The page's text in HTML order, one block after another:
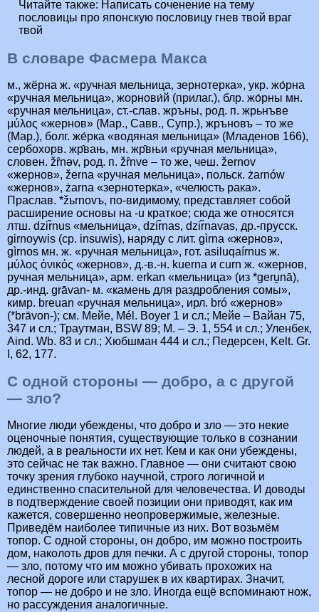
Читайте также: Написать соченение на тему
пословицы про японскую пословицу гнев твой враг
твой
В словаре Фасмера Макса
м., жёрна ж. «ручная мельница, зернотерка», укр. жо́рна
«ручная мельница», жорнови́й (прилаг.), блр. жо́рны мн.
«ручная мельница», ст.-слав. жръны, род. п. жрьнъве
μύλος «жернов» (Мар., Савв., Супр.), жръновъ – то же
(Мар.), болг. же́рка «водяная мельница» (Младенов 166),
сербохорв. жр̑вањ, мн. жр̑вњи «ручная мельница»,
словен. žȓnǝv, род. п. žȓnve – то же, чеш. žernov
«жернов», žerna «ручная мельница», польск. żarnów
«жернов», żarna «зернотерка», «челюсть рака».
Праслав. *žьrnovъ, по-видимому, представляет собой
расширение основы на -u краткое; сюда же относятся
лтш. dzir̃nus «мельница», dzir̃nas, dzir̃navas, др.-прусск.
girnoywis (ср. insuwis), наряду с лит. gìrna «жернов»,
gìrnos мн. ж. «ручная мельница», гот. asiluqaírnus ж.
μύλος ὀνικός «жернов», д.-в.-н. kuerna и curn ж. «жернов,
ручная мельница», арм. erkan «мельница» (из *geru̯nā),
др.-инд. grā́van- м. «камень для раздробления сомы»,
кимр. breuan «ручная мельница», ирл. bró «жернов»
(*brāvon-); см. Мейе, Mél. Boyer 1 и сл.; Мейе – Вайан 75,
347 и сл.; Траутман, BSW 89; М. – Э. 1, 554 и сл.; Уленбек,
Aind. Wb. 83 и сл.; Хюбшман 444 и сл.; Педерсен, Kelt. Gr.
I, 62, 177.
С одной стороны — добро, а с другой
— зло?
Многие люди убеждены, что добро и зло — это некие
оценочные понятия, существующие только в сознании
людей, а в реальности их нет. Кем и как они убеждены,
это сейчас не так важно. Главное — они считают свою
точку зрения глубоко научной, строго логичной и
единственно спасительной для человечества. И доводы
в подтверждение своей позиции они приводят, как им
кажется, совершенно неопровержимые, железные.
Приведём наиболее типичные из них. Вот возьмём
топор. С одной стороны, он добро, им можно построить
дом, наколоть дров для печки. А с другой стороны, топор
— зло, потому что им можно убивать прохожих на
лесной дороге или старушек в их квартирах. Значит,
топор — не добро и не зло. Иногда ещё вспоминают нож,
но рассуждения аналогичные.